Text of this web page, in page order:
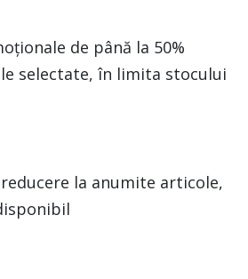
de până la 50%
selectate, în limita stocului
la anumite articole,